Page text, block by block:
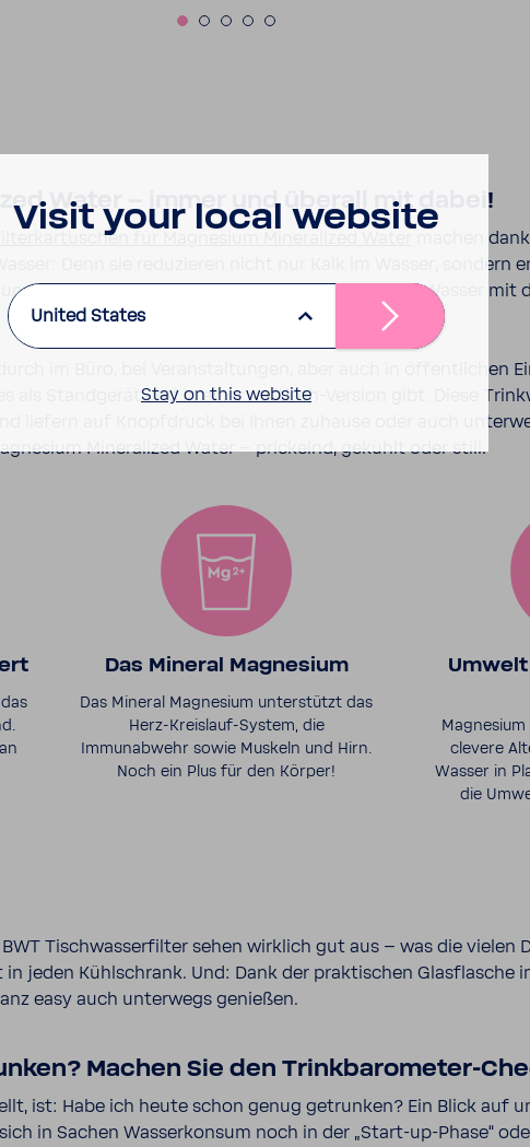
Water – immer und überall mit dabei!
Filter­kar­tu­schen für Magne­sium Mine­ra­lized Water
machen
Denn sie redu­zieren nicht nur Kalk im Wasser, sondern
Geruch beein­träch­tigen. Gleich­zeitig wird das Wasser mit
im Büro, bei Veran­stal­tungen, aber auch in öffent­li­chen
als Stand­gerät und in einer Auftisch-​Version gibt. Diese
liefern auf Knopf­druck bei Ihnen zuhause oder auch
Mine­ra­lized Water – prickelnd, gekühlt oder still.
Das Mineral Magnesium
Das Mineral Magnesium unterstützt das
Herz-Kreislauf-System, die
Immunabwehr sowie Muskeln und Hirn.
Noch ein Plus für den Körper!
clevere
Wasser in
die
Tisch­was­ser­filter sehen wirk­lich gut aus – was die vielen
jeden Kühl­schrank. Und: Dank der prak­ti­schen Glas­fla­sche
easy auch unter­wegs genießen.
Machen Sie den Trinkbarometer-​
ist: Habe ich heute schon genug getrunken? Ein Blick auf
in Sachen Wasser­konsum noch in der „Start-​up-Phase“
Visit your local website
United States
Stay on this website